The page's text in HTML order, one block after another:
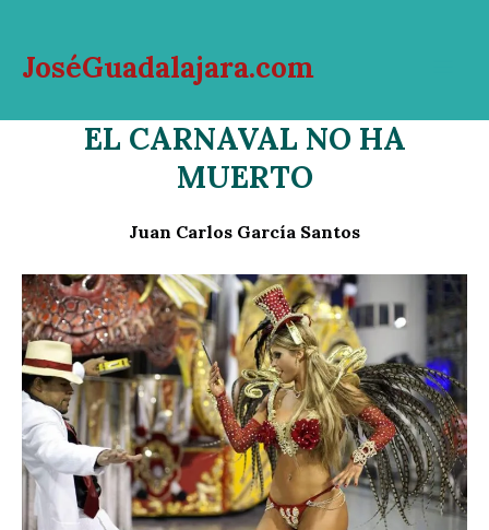
contenido
JoséGuadalajara.com
EL CARNAVAL NO HA
MUERTO
Juan Carlos García Santos